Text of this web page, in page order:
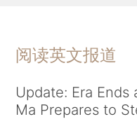
阅读英文报道
Update: Era Ends
Ma Prepares to